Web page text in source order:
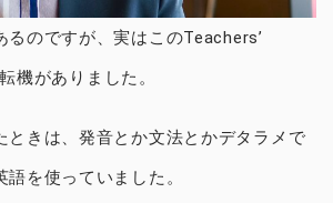
るのですが、実はこのTeachers’
機がありました。
ときは、発音とか文法とかデタラメで
を使っていました。